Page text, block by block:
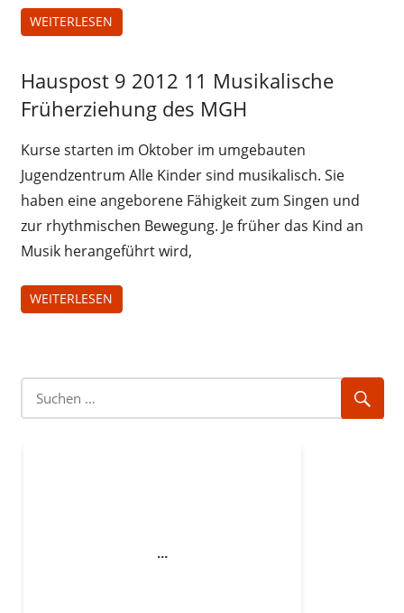
WEITERLESEN
Hauspost
9 2012
Hauspost 9 2012 11 Musikalische
Früherziehung des MGH
Kurse starten im Oktober im umgebauten
Jugendzentrum Alle Kinder sind musikalisch. Sie
haben eine angeborene Fähigkeit zum Singen und
zur rhythmischen Bewegung. Je früher das Kind an
Musik herangeführt wird,
WEITERLESEN